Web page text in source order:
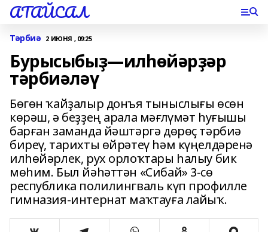
АТАЙСАЛ
Тәрбиә 2 ИЮНЯ , 09:25
Бурысыбыҙ—илһөйәрҙәр
тәрбиәләү
Бөгөн ҡайҙалыр донъя тыныслығы өсөн
көрәш, ә беҙҙең арала мәғлүмәт һуғышы
барған заманда йәштәргә дөрөҫ тәрбиә
биреү, тарихты өйрәтеү һәм күңелдәренә
илһөйәрлек, рух орлоҡтары һалыу бик
мөһим. Был йәһәттән «Сибай» 3-сө
республика полилингваль күп профилле
гимназия-интернат маҡтауға лайыҡ.